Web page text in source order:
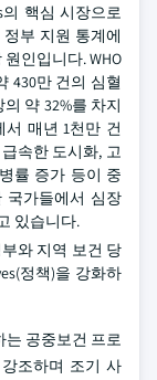
핵심 시장으로
정부 지원 통계에
인입니다. WHO
430만 건의 심혈
약 32%를 차지
서 매년 1천만 건
속한 도시화, 고
률 증가 등이 중
국가들에서 심장
있습니다.
와 지역 보건 당
정책)을 강화하
는 공중보건 프로
조하며 조기 사